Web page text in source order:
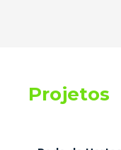
Projetos